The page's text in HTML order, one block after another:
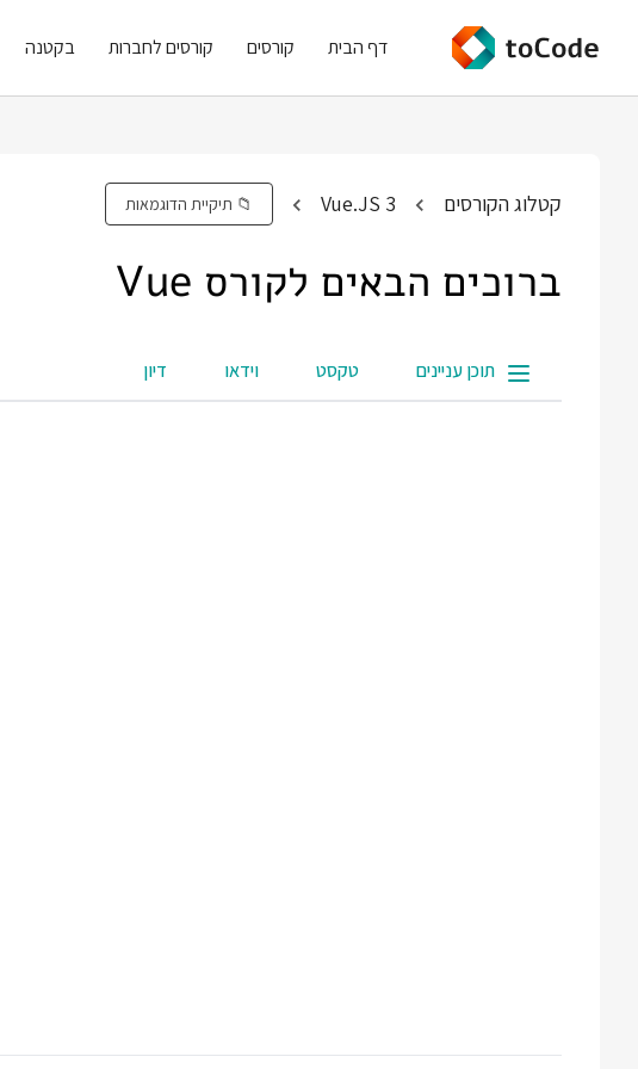
דף הבית קורסים קורסים לחברות בקטנה
קטלוג הקורסים Vue.JS 3 📁 תיקיית הדוגמאות
ברוכים הבאים לקורס Vue
תוכן עניינים טקסט וידאו דיון